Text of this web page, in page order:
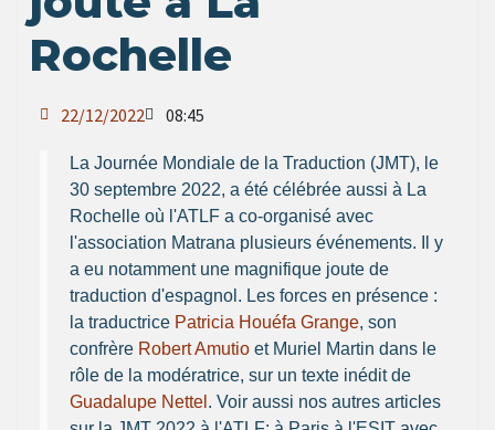
Rochelle
22/12/2022 08:45
La Journée Mondiale de la Traduction (JMT), le
30 septembre 2022, a été célébrée aussi à La
Rochelle où l'ATLF a co-organisé avec
l'association Matrana plusieurs événements. Il y
a eu notamment une magnifique joute de
traduction d'espagnol. Les forces en présence :
la traductrice Patricia Houéfa Grange, son
confrère Robert Amutio et Muriel Martin dans le
rôle de la modératrice, sur un texte inédit de
Guadalupe Nettel . Voir aussi nos autres articles